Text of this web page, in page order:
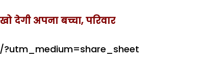
देगी अपना बच्चा, परिवार